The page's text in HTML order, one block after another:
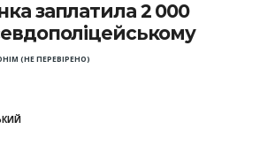
заплатила 2 000
(НЕ ПЕРЕВІРЕНО)